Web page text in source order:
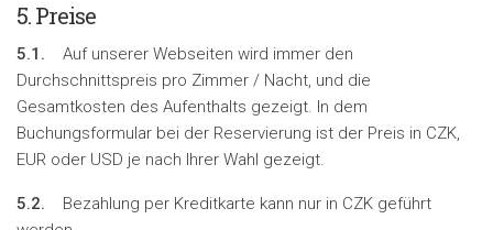
5. Preise
5.1. Auf unserer Webseiten wird immer den
Durchschnittspreis pro Zimmer / Nacht, und die
Gesamtkosten des Aufenthalts gezeigt. In dem
Buchungsformular bei der Reservierung ist der Preis in CZK,
EUR oder USD je nach Ihrer Wahl gezeigt.
5.2. Bezahlung per Kreditkarte kann nur in CZK geführt